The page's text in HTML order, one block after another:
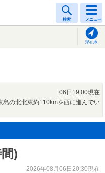
検索 メニュー
現在地
06日19:00現在
島の北北東約110kmを西に進んでい
)
2026年08月06日20:30現在